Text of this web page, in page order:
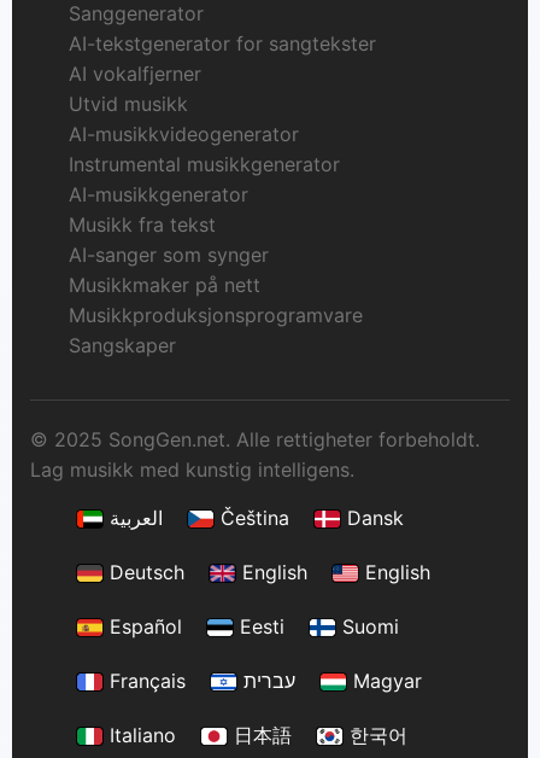
Sanggenerator
AI-tekstgenerator for sangtekster
AI vokalfjerner
Utvid musikk
AI-musikkvideogenerator
Instrumental musikkgenerator
AI-musikkgenerator
Musikk fra tekst
AI-sanger som synger
Musikkmaker på nett
Musikkproduksjonsprogramvare
Sangskaper
© 2025 SongGen.net. Alle rettigheter forbeholdt.
Lag musikk med kunstig intelligens.
العربية
Čeština Dansk
Deutsch English English
Español Eesti Suomi
Français עברית Magyar
Italiano 日本語 한국어